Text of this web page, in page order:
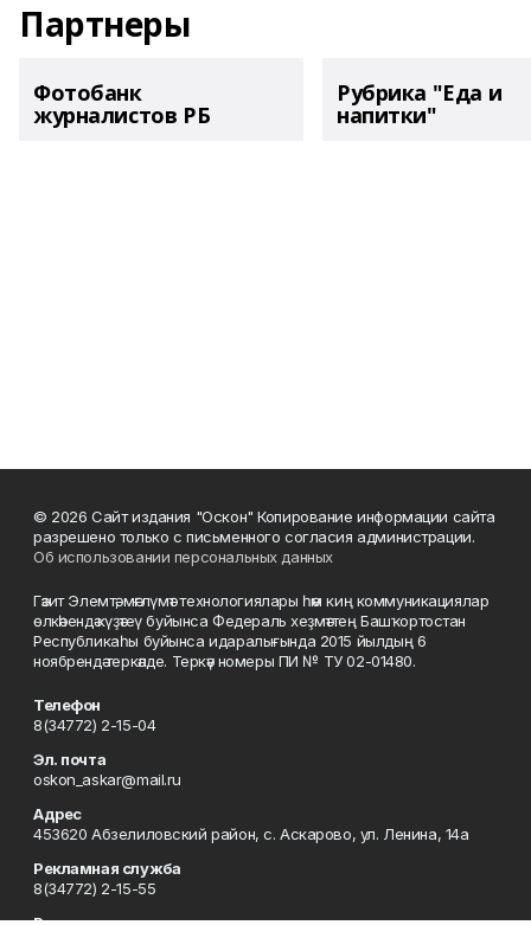
Партнеры
Фотобанк
журналистов РБ
Рубрика "Еда и
напитки"
© 2026 Сайт издания "Оскон" Копирование информации сайта
разрешено только с письменного согласия администрации.
Об использовании персональных данных
Гәзит Элемтә, мәғлүмәт технологиялары һәм киң коммуникациялар
өлкәһендә күҙәтеү буйынса Федераль хеҙмәттең Башҡортостан
Республикаһы буйынса идаралығында 2015 йылдың 6
ноябрендә теркәлде. Теркәү номеры ПИ № ТУ 02-01480.
Телефон
8(34772) 2-15-04
Эл. почта
oskon_askar@mail.ru
Адрес
453620 Абзелиловский район, с. Аскарово, ул. Ленина, 14а
Рекламная служба
8(34772) 2-15-55